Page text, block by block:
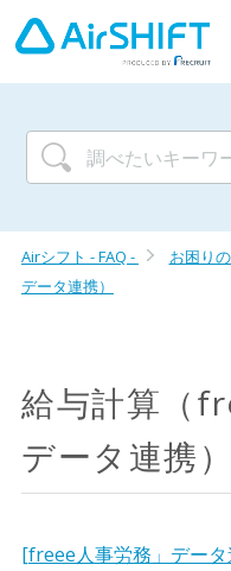
Airシフト - FAQ - お困り
データ連携）
給与計算（
データ連携）
[freee人事労務」デー